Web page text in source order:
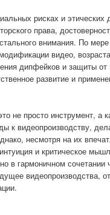
рисках и
права,
внимания. По
видео,
дипфейков и защиты от
развитие и
не просто инструмент, а
к видеопроизводству,
несмотря на их
и критическое
в гармоничном сочетании
видеопроизводства,